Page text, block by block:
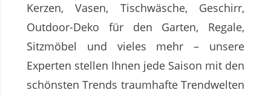
Kerzen, Vasen, Tischwäsche, Geschirr,
Outdoor-Deko für den Garten, Regale,
Sitzmöbel und vieles mehr – unsere
Experten stellen Ihnen jede Saison mit den
schönsten Trends traumhafte Trendwelten